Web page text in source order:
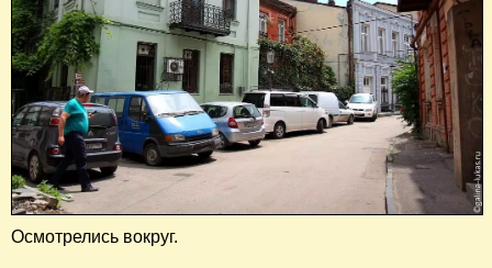
Осмотрелись вокруг.